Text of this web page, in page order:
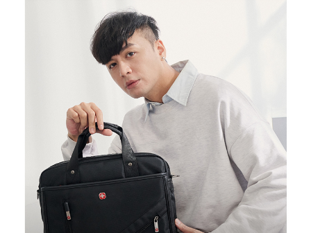
１．簡單：不需註冊會員、不需綁卡、不需儲值。
２．便利：只要手機號碼，簡訊認證，即可結帳。
３．安心：先確認商品／服務後，再付款。
【「AFTEE先享後付」結帳流程】
１．於結帳方式選擇「AFTEE先享後付」後，將跳轉至「AFTEE先享後付」
結帳頁面，進行簡訊認證並確認金額後，即可完成結帳。
２．訂單成立數日內，您將收到繳費通知簡訊。
３．收到繳費通知簡訊後14天內，點擊此簡訊中的連結，可透過四大超商／
ATM／網路銀行／等多元方式進行付款，方視為交易完成。
※ 請注意：結帳手續完成當下不需立刻繳費，但若您需要取消訂單，請聯絡
購買商品的店家。未經商家同意取消之訂單仍視為有效，需透過AFTEE先享
後付繳納相關費用。
※ 交易是否成功請以「AFTEE先享後付 」之結帳頁面顯示為準，若有關於
是否繳費成功／繳費後需取消欲退款等相關疑問，請聯繫「AFTEE先享後付
客戶支援中心」
https://netprotections.freshdesk.com/support/home
【注意事項】
每筆NT$100，滿NT$699(含以上)免運費
付款後全家取貨
每筆NT$100，滿NT$699(含以上)免運費
萊爾富取貨付款
每筆NT$80
付款後萊爾富取貨
每筆NT$80